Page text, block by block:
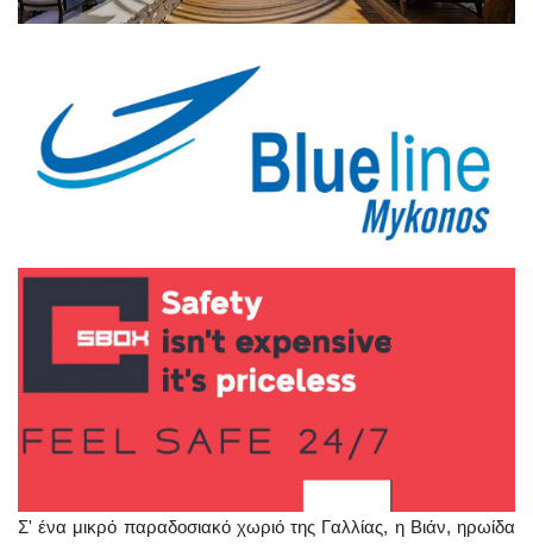
Σ' ένα μικρό παραδοσιακό χωριό της Γαλλίας, η Βιάν, ηρωίδα